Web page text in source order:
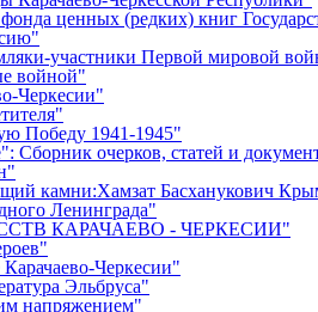
ценных (редких) книг
участники Первой мировой
войной"
Черкесии"
Победу 1941-1945"
Сборник очерков, статей и
камни:Хамзат Басханукович
Ленинграда"
КАРАЧАЕВО - ЧЕРКЕСИИ"
Черкесии"
Эльбруса"
напряжением"